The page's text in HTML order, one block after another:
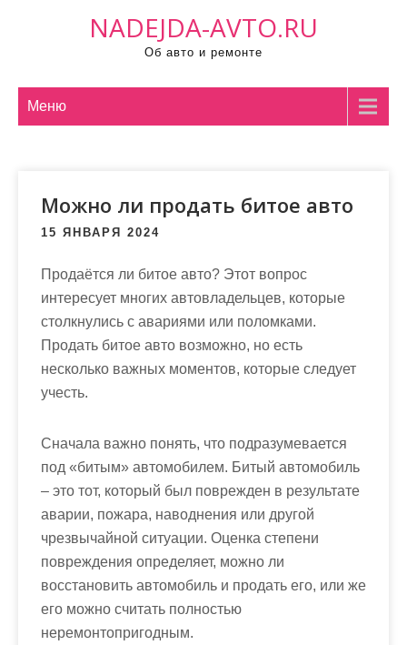
NADEJDA-AVTO.RU
Об авто и ремонте
Меню
Можно ли продать битое авто
15 ЯНВАРЯ 2024
Продаётся ли битое авто? Этот вопрос
интересует многих автовладельцев, которые
столкнулись с авариями или поломками.
Продать битое авто возможно, но есть
несколько важных моментов, которые следует
учесть.
Сначала важно понять, что подразумевается
под «битым» автомобилем. Битый автомобиль
– это тот, который был поврежден в результате
аварии, пожара, наводнения или другой
чрезвычайной ситуации. Оценка степени
повреждения определяет, можно ли
восстановить автомобиль и продать его, или же
его можно считать полностью
неремонтопригодным.